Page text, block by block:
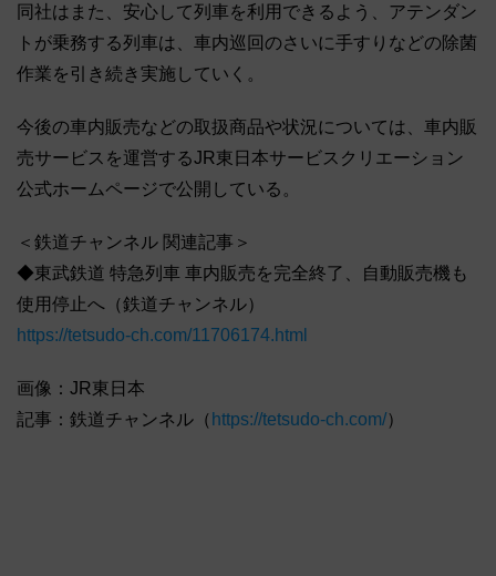
同社はまた、安心して列車を利用できるよう、アテンダン
トが乗務する列車は、車内巡回のさいに手すりなどの除菌
作業を引き続き実施していく。
今後の車内販売などの取扱商品や状況については、車内販
売サービスを運営するJR東日本サービスクリエーション
公式ホームページで公開している。
＜鉄道チャンネル 関連記事＞
◆東武鉄道 特急列車 車内販売を完全終了、自動販売機も
使用停止へ（鉄道チャンネル）
https://tetsudo-ch.com/11706174.html
画像：JR東日本
記事：鉄道チャンネル（ https://tetsudo-ch.com/）